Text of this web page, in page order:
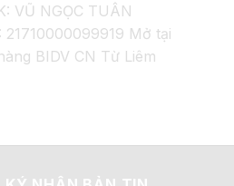
VŨ NGỌC TUÂN
21710000099919 Mở tại
BIDV CN Từ Liêm